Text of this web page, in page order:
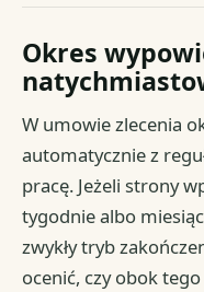
Okres
W umowie zlecenia
automatycznie z
pracę. Jeżeli strony
tygodnie albo
zwykły tryb
ocenić, czy obok